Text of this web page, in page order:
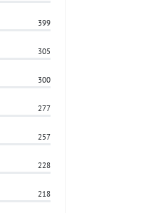
399
305
300
277
257
228
218